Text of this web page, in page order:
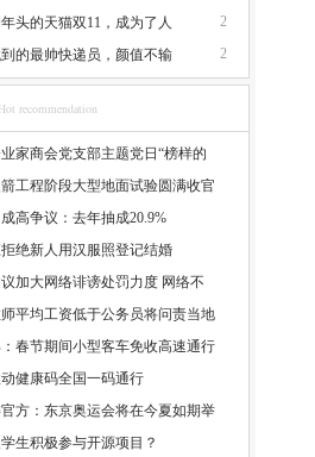
头的天猫双11，成为了人
2
的最帅快递员，颜值不输
2
recommendation
家商会党支部主题党日“榜样的
工程阶段大型地面试验圆满收官
高争议：去年抽成20.9%
绝新人用汉服照登记结婚
加大网络诽谤处罚力度 网络不
平均工资低于公务员将问责当地
春节期间小型客车免收高速通行
健康码全国一码通行
方：东京奥运会将在今夏如期举
生积极参与开源项目？